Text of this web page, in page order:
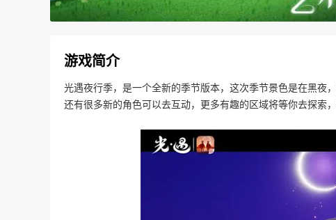
游戏简介
光遇夜行季，是一个全新的季节版本，这次季节景色是在黑夜
还有很多新的角色可以去互动，更多有趣的区域将等你去探索